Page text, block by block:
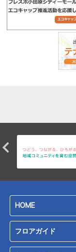
HOME
フロアガイド